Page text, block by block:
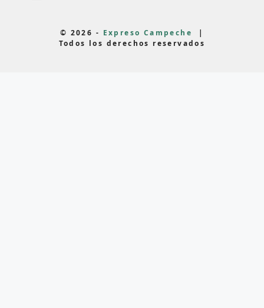
© 2026 - Expreso Campeche
|
Todos los derechos reservados